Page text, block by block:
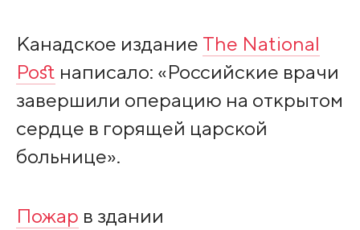
Канадское издание The National
Post написало: «Российские врачи
завершили операцию на открытом
сердце в горящей царской
больнице».
Пожар в здании